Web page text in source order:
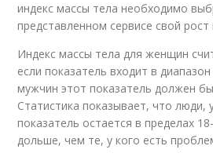
индекс массы тела необходимо
представленном сервисе свой рост
Индекс массы тела для женщин
если показатель входит в
мужчин этот показатель должен
Статистика показывает, что люди,
показатель остается в пределах
дольше, чем те, у кого есть